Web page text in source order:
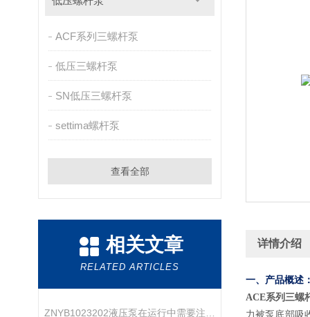
ACF系列三螺杆泵
低压三螺杆泵
SN低压三螺杆泵
settima螺杆泵
查看全部
相关文章
RELATED ARTICLES
详情介绍
一、产品概述
ACE系列三螺
力被泵底部吸